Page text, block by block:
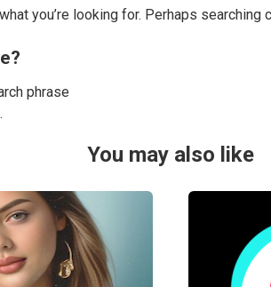
you’re looking for. Perhaps searching
phrase
.
You may also like